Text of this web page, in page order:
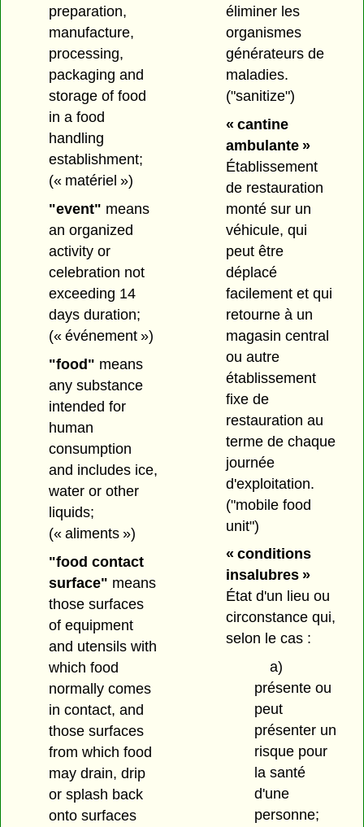
preparation,
manufacture,
processing,
packaging and
storage of food
in a food
handling
establishment;
(« matériel »)
"event" means
an organized
activity or
celebration not
exceeding 14
days duration;
(« événement »)
"food" means
any substance
intended for
human
consumption
and includes ice,
water or other
liquids;
(« aliments »)
"food contact
surface" means
those surfaces
of equipment
and utensils with
which food
normally comes
in contact, and
those surfaces
from which food
may drain, drip
or splash back
onto surfaces
éliminer les
organismes
générateurs de
maladies.
("sanitize")
« cantine
ambulante »
Établissement
de restauration
monté sur un
véhicule, qui
peut être
déplacé
facilement et qui
retourne à un
magasin central
ou autre
établissement
fixe de
restauration au
terme de chaque
journée
d'exploitation.
("mobile food
unit")
« conditions
insalubres »
État d'un lieu ou
circonstance qui,
selon le cas :
a)
présente ou
peut
présenter un
risque pour
la santé
d'une
personne;